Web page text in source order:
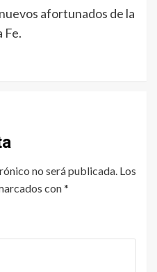
afortunados de la
Fe.
no será publicada. Los
con*